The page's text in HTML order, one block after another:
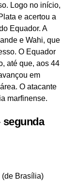
Logo no início,
e acertou a
Equador. A
e Wahi, que
O Equador
até que, aos 44
em
O atacante
marfinense.
segunda
(de Brasília)